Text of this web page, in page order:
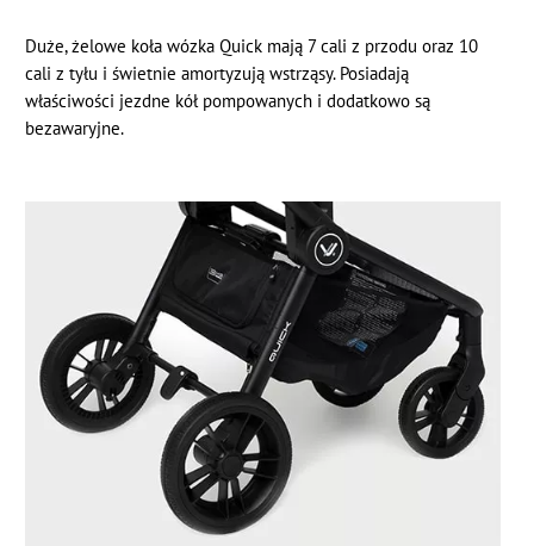
Duże, żelowe koła wózka Quick mają 7 cali z przodu oraz 10
cali z tyłu i świetnie amortyzują wstrząsy. Posiadają
właściwości jezdne kół pompowanych i dodatkowo są
bezawaryjne.